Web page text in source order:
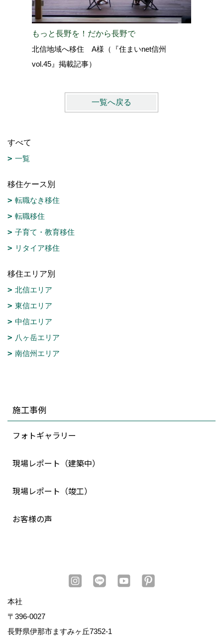
もっと長野を！だから長野で
北信地域へ移住 A様（『住まいnet信州
vol.45』掲載記事）
一覧へ戻る
すべて
一覧
移住ケース別
転職なき移住
転職移住
子育て・教育移住
リタイア移住
移住エリア別
北信エリア
東信エリア
中信エリア
八ヶ岳エリア
南信州エリア
施工事例
フォトギャラリー
現場レポート（建築中）
現場レポート（竣工）
お客様の声
本社
〒396-0027
長野県伊那市ますみヶ丘7352-1